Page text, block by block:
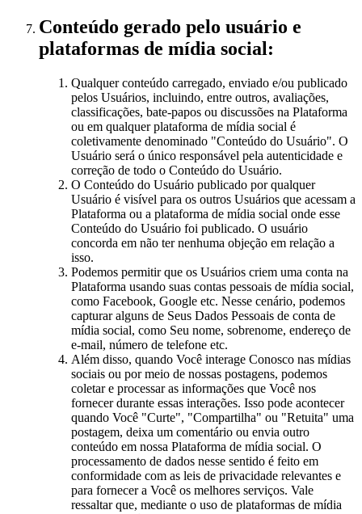
Conteúdo gerado pelo usuário e
plataformas de mídia social:
Qualquer conteúdo carregado, enviado e/ou publicado
pelos Usuários, incluindo, entre outros, avaliações,
classificações, bate-papos ou discussões na Plataforma
ou em qualquer plataforma de mídia social é
coletivamente denominado "Conteúdo do Usuário". O
Usuário será o único responsável pela autenticidade e
correção de todo o Conteúdo do Usuário.
O Conteúdo do Usuário publicado por qualquer
Usuário é visível para os outros Usuários que acessam a
Plataforma ou a plataforma de mídia social onde esse
Conteúdo do Usuário foi publicado. O usuário
concorda em não ter nenhuma objeção em relação a
isso.
Podemos permitir que os Usuários criem uma conta na
Plataforma usando suas contas pessoais de mídia social,
como Facebook, Google etc. Nesse cenário, podemos
capturar alguns de Seus Dados Pessoais de conta de
mídia social, como Seu nome, sobrenome, endereço de
e-mail, número de telefone etc.
Além disso, quando Você interage Conosco nas mídias
sociais ou por meio de nossas postagens, podemos
coletar e processar as informações que Você nos
fornecer durante essas interações. Isso pode acontecer
quando Você "Curte", "Compartilha" ou "Retuita" uma
postagem, deixa um comentário ou envia outro
conteúdo em nossa Plataforma de mídia social. O
processamento de dados nesse sentido é feito em
conformidade com as leis de privacidade relevantes e
para fornecer a Você os melhores serviços. Vale
ressaltar que, mediante o uso de plataformas de mídia